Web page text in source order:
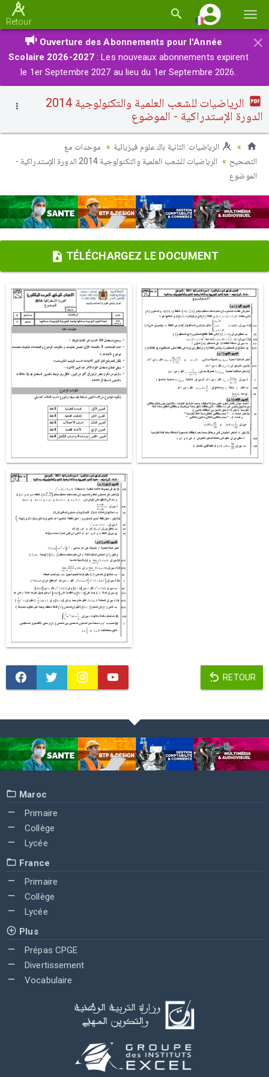
la
Retour
×
Ouverture des Abonnements pour l'Année
Scolaire 2026-2027 : Les nouveaux abonnements expirent
le 1er Septembre 2027 au lieu du 1er Septembre 2026.
الرياضيات للشعب العلمية والتكنولوجية 2014
الدورة الإستدراكية - الموضوع
الرياضيات: الثانية باك علوم فيزيائية
موحدات مع
التصحيح
الرياضيات للشعب العلمية والتكنولوجية 2014 الدورة الإستدراكية -
الموضوع
TÉLÉCHARGEZ LE DOCUMENT
RETOUR
Maroc
Primaire
Collège
Lycée
France
Primaire
Collège
Lycée
Plus
Prépas CPGE
Divertissement
Vocabulaire